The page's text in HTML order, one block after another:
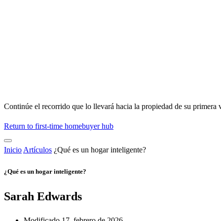
Continúe el recorrido que lo llevará hacia la propiedad de su primera
Return to first-time homebuyer hub
Inicio Artículos ¿Qué es un hogar inteligente?
¿Qué es un hogar inteligente?
Sarah Edwards